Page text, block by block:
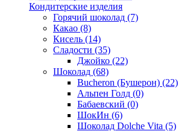
Кондитерские изделия
Горячий шоколад (7)
Какао (8)
Кисель (14)
Сладости (35)
Джойко (22)
Шоколад (68)
Bucheron (Бушерон) (22)
Альпен Голд (0)
Бабаевский (0)
ШокИн (6)
Шоколад Dolche Vita (5)